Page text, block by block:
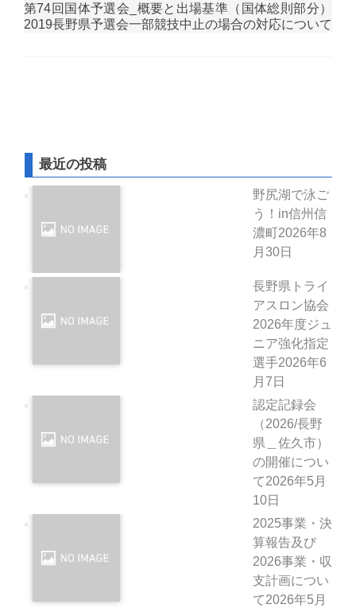
第74回国体予選会_概要と出場基準（国体総則部分）
2019長野県予選会一部競技中止の場合の対応について
最近の投稿
野尻湖で泳ご
う！in信州信
濃町 2026年8
月30日
長野県トライ
アスロン協会
2026年度ジュ
ニア強化指定
選手2026年6
月7日
認定記録会
（2026/長野
県＿佐久市）
の開催につい
て2026年5月
10日
2025事業・決
算報告及び
2026事業・収
支計画につい
て2026年5月